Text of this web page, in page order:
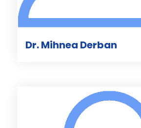
Dr. Mihnea Derban